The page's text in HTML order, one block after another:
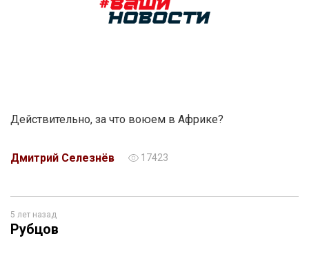
Действительно, за что воюем в Африке?
Дмитрий Селезнёв 17423
5 лет назад
Рубцов